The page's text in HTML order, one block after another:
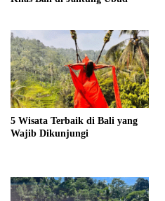
5 Wisata Terbaik di Bali yang
Wajib Dikunjungi